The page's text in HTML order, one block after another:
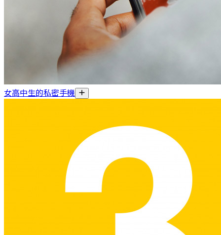
女高中生的私密手機